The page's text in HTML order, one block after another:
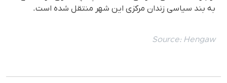
به بند سیاسی زندان مرکزی این شهر منتقل شده است.
Source: Hengaw